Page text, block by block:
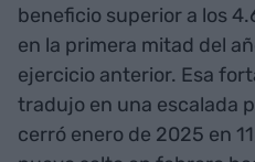
beneficio superior a los
en la primera mitad del
ejercicio anterior. Esa
tradujo en una escalada
cerró enero de 2025 en